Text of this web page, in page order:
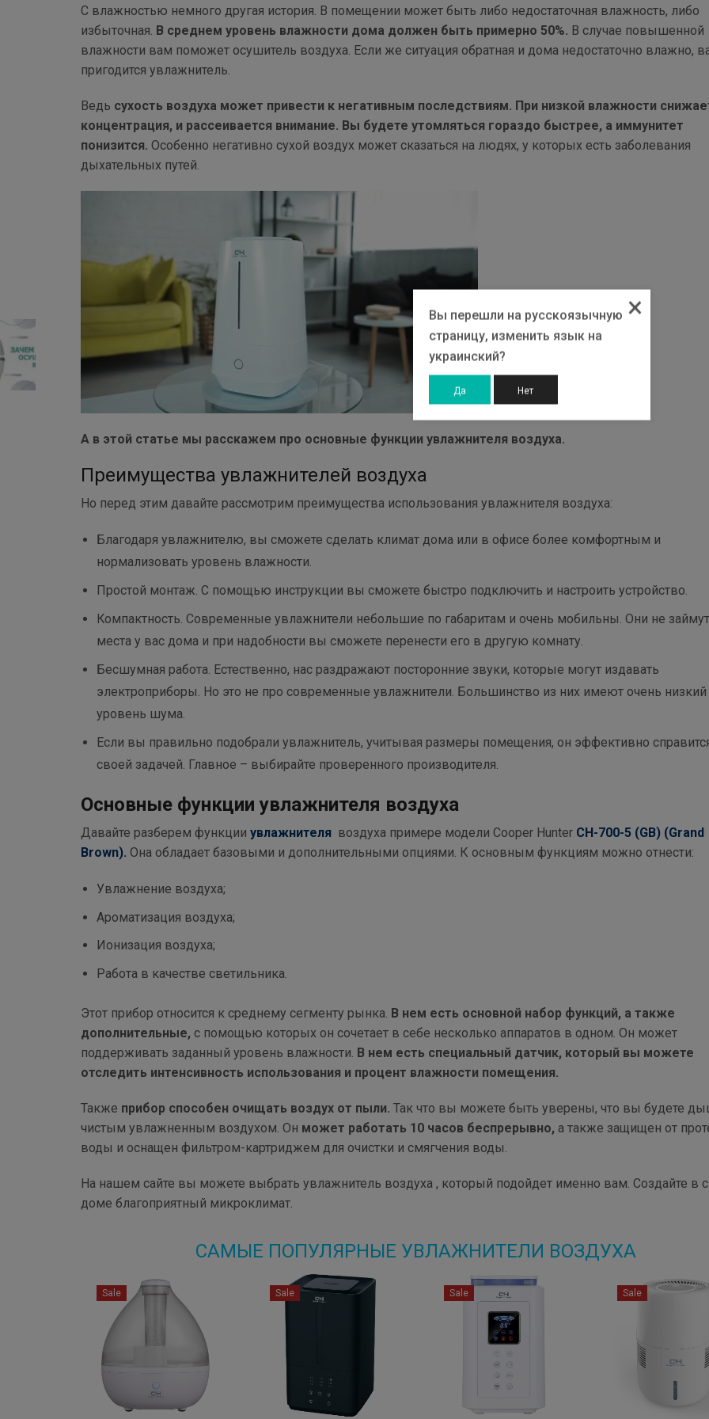
С влажностью немного другая история. В помещении может быть либо недостаточная влажность, либо
избыточная. В среднем уровень влажности дома должен быть примерно 50%. В случае повышенной
влажности вам поможет осушитель воздуха. Если же ситуация обратная и дома недостаточно влажно,
пригодится увлажнитель.
Ведь сухость воздуха может привести к негативным последствиям. При низкой влажности
концентрация, и рассеивается внимание. Вы будете утомляться гораздо быстрее, а иммунитет
понизится. Особенно негативно сухой воздух может сказаться на людях, у которых есть заболевания
дыхательных путей.
А в этой статье мы расскажем про основные функции увлажнителя воздуха.
Преимущества увлажнителей воздуха
Но перед этим давайте рассмотрим преимущества использования увлажнителя воздуха:
Благодаря увлажнителю, вы сможете сделать климат дома или в офисе более комфортным и
нормализовать уровень влажности.
Простой монтаж. С помощью инструкции вы сможете быстро подключить и настроить устройство.
Компактность. Современные увлажнители небольшие по габаритам и очень мобильны. Они не
места у вас дома и при надобности вы сможете перенести его в другую комнату.
Бесшумная работа. Естественно, нас раздражают посторонние звуки, которые могут издавать
электроприборы. Но это не про современные увлажнители. Большинство из них имеют очень низкий
уровень шума.
Если вы правильно подобрали увлажнитель, учитывая размеры помещения, он эффективно
своей задачей. Главное – выбирайте проверенного производителя.
Основные функции увлажнителя воздуха
Давайте разберем функции увлажнителя воздуха примере модели Cooper Hunter СH-700-5 (GB) (Grand
Brown). Она обладает базовыми и дополнительными опциями. К основным функциям можно отнести:
Увлажнение воздуха;
Ароматизация воздуха;
Ионизация воздуха;
Работа в качестве светильника.
Этот прибор относится к среднему сегменту рынка. В нем есть основной набор функций, а также
дополнительные, с помощью которых он сочетает в себе несколько аппаратов в одном. Он может
поддерживать заданный уровень влажности. В нем есть специальный датчик, который вы можете
отследить интенсивность использования и процент влажности помещения.
Также прибор способен очищать воздух от пыли. Так что вы можете быть уверены, что вы будете
чистым увлажненным воздухом. Он может работать 10 часов беспрерывно, а также защищен от
воды и оснащен фильтром-картриджем для очистки и смягчения воды.
На нашем сайте вы можете выбрать увлажнитель воздуха , который подойдет именно вам. Создайте в
доме благоприятный микроклимат.
САМЫЕ ПОПУЛЯРНЫЕ УВЛАЖНИТЕЛИ ВОЗДУХА
Sale Sale Sale Sale
×
Вы перешли на русскоязычную
страницу, изменить язык на
украинский?
Да Нет